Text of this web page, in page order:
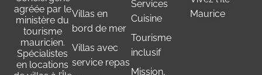
agréée par le
ministère du
tourisme
mauricien.
Spécialistes
en locations
Villas en
bord de mer
Villas avec
service repas
Services
Cuisine
Tourisme
inclusif
Mission,
Maurice